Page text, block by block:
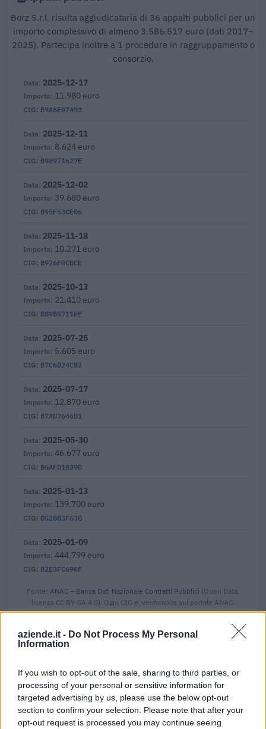
aziende.it - Do Not Process My Personal
Information
If you wish to opt-out of the sale, sharing to third parties, or
processing of your personal or sensitive information for
targeted advertising by us, please use the below opt-out
section to confirm your selection. Please note that after your
opt-out request is processed you may continue seeing
Borz S.r.l. risulta aggiudicataria di 36 appalti pubblici per un
importo complessivo di almeno 3.586.517 euro (dati 2017–
2025). Partecipa inoltre a 1 procedure in raggruppamento o
consorzio.
B9A6E07493
2025-12-17
11.980 euro
B98971627E
2025-12-11
8.624 euro
B95F53CE06
2025-12-02
39.680 euro
B926F0CBCE
2025-11-18
10.271 euro
B89B57110E
2025-10-13
21.410 euro
B7C6D24CB2
2025-07-25
5.605 euro
B7AD7646D1
2025-07-17
12.870 euro
B6AFD1839D
2025-05-30
46.677 euro
B52883F630
2025-01-13
139.700 euro
B2B3FC690F
2025-01-09
444.799 euro
Fonte: ANAC – Banca Dati Nazionale Contratti Pubblici (Open Data,
licenza CC BY-SA 4.0). Ogni CIG e' verificabile sul portale ANAC.
Borz S.r.l. risulta beneficiaria di 20 aiuti o contributi pubblici
per un totale di almeno 1.176.692 euro (2020–2026).
2026-06-22